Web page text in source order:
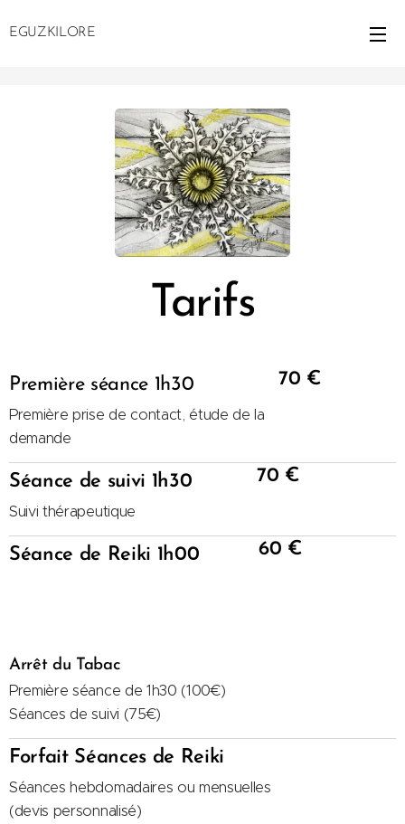
EGUZKILORE
Tarifs
Première séance 1h30
Première prise de contact, étude de la
demande
70 €
Séance de suivi 1h30
Suivi thérapeutique
70 €
Séance de Reiki 1h00 60 €
Arrêt du Tabac
Première séance de 1h30 (100€)
Séances de suivi (75€)
Forfait Séances de Reiki
Séances hebdomadaires ou mensuelles
(devis personnalisé)